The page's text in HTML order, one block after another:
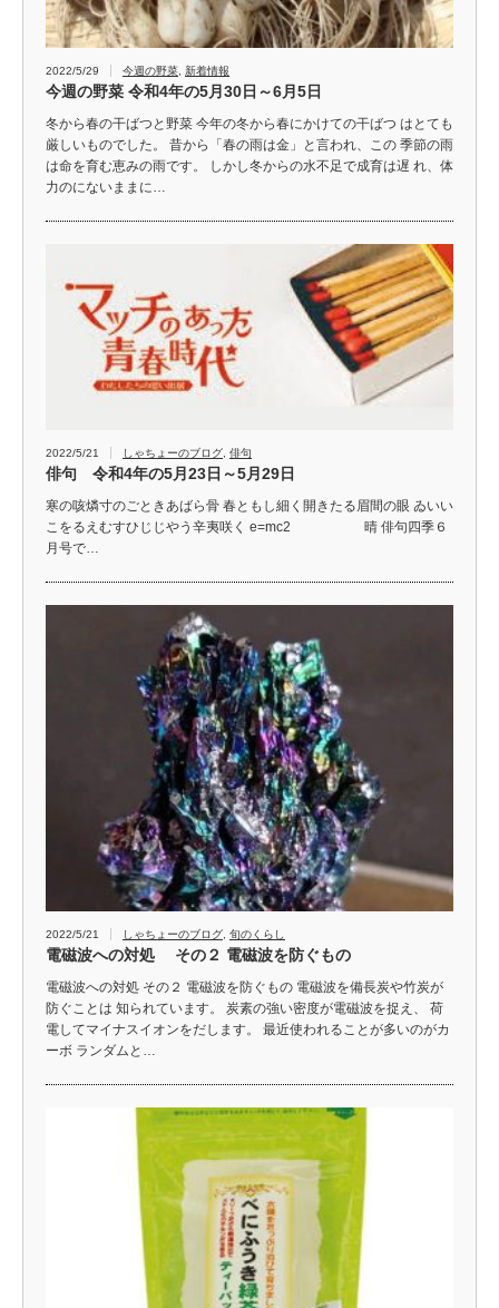
2022/5/29 今週の野菜 新着情報
今週の野菜 令和4年の5月30日～6月5日
冬から春の干ばつと野菜 今年の冬から春にかけての干ばつ はとても
厳しいものでした。 昔から「春の雨は金」と言われ、この 季節の雨
は命を育む恵みの雨です。 しかし冬からの水不足で成育は遅 れ、体
力のにないままに…
2022/5/21 しゃちょーのブログ, 俳句
俳句 令和4年の5月23日～5月29日
寒の咳燐寸のごときあばら骨 春ともし細く開きたる眉間の眼 ゐいい
こをるえむすひじじやう辛夷咲く e=mc2 晴 俳句四季６
月号で…
2022/5/21 しゃちょーのブログ 旬のくらし
電磁波への対処 その２ 電磁波を防ぐもの
電磁波への対処 その２ 電磁波を防ぐもの 電磁波を備長炭や竹炭が
防ぐことは 知られています。 炭素の強い密度が電磁波を捉え、 荷
電してマイナスイオンをだします。 最近使われることが多いのがカ
ーボ ランダムと…